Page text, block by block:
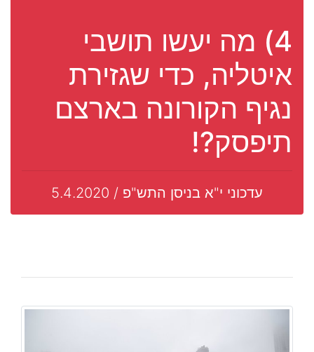
4) מה יעשו תושבי
איטליה, כדי שגזירת
נגיף הקורונה בארצם
תיפסק?!
עדכוני י"א בניסן התש"פ / 5.4.2020